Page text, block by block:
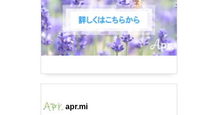
apr.mi